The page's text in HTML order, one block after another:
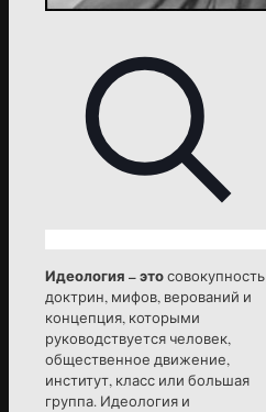
Идеология – этосовокупность
доктрин, мифов, верований и
концепция, которыми
руководствуется человек,
общественное движение,
институт, класс или большая
группа. Идеология и